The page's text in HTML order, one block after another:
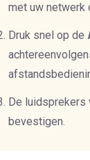
met uw netwerk
Druk snel op de
De luidsprekers
bevestigen.